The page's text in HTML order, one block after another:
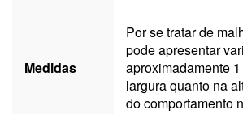
Medidas
Por se tratar de
pode apresentar
aproximadamente
largura quanto na
do comportamento